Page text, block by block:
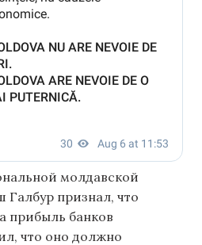
молдавской
Галбур признал, что
прибыль банков
что оно должно